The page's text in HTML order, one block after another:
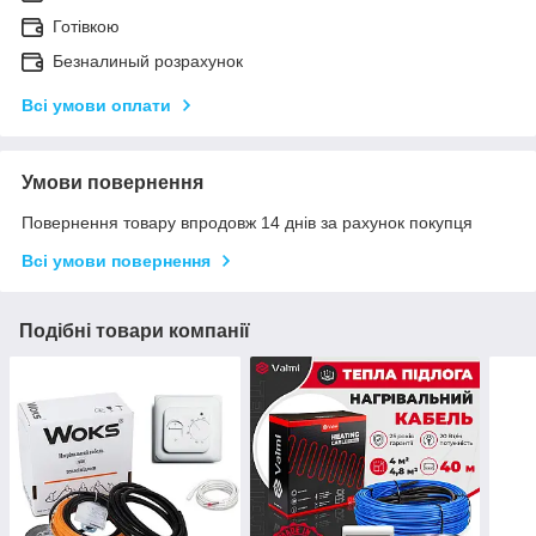
Готівкою
Безналиный розрахунок
Всі умови оплати
Умови повернення
Повернення товару впродовж 14 днів за рахунок покупця
Всі умови повернення
Подібні товари компанії